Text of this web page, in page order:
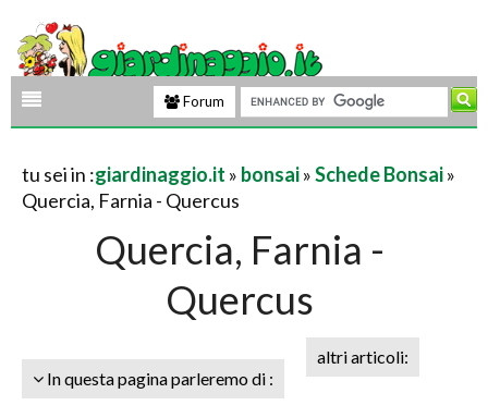
Forum
tu sei in :giardinaggio.it » bonsai»Schede Bonsai»
Quercia, Farnia - Quercus
Quercia, Farnia -
Quercus
In questa pagina parleremo di :
altri articoli: